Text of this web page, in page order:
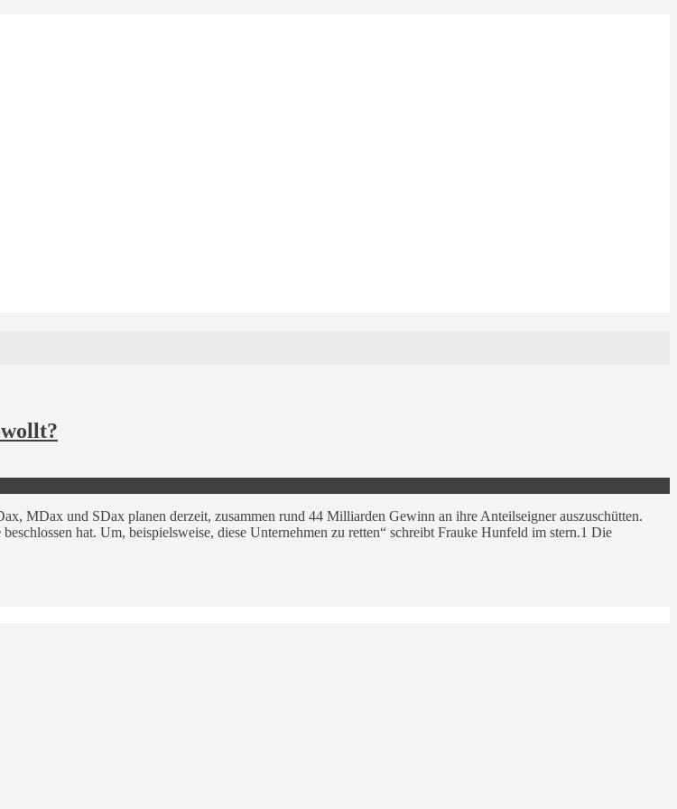
MDax und SDax planen derzeit, zusammen rund 44 Milliarden Gewinn an ihre Anteilseigner auszuschütten.
hat. Um, beispielsweise, diese Unternehmen zu retten“ schreibt Frauke Hunfeld im stern.1 Die